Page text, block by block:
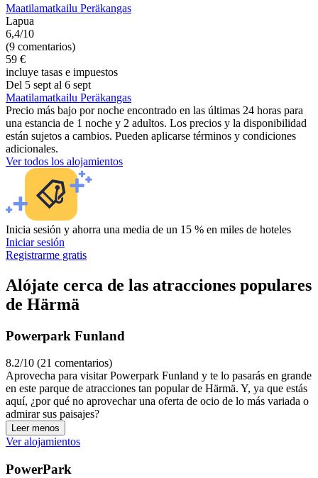
Maatilamatkailu Peräkangas
Lapua
6,4/10
(9 comentarios)
59 €
incluye tasas e impuestos
Del 5 sept al 6 sept
Maatilamatkailu Peräkangas
Precio más bajo por noche encontrado en las últimas 24 horas para
una estancia de 1 noche y 2 adultos. Los precios y la disponibilidad
están sujetos a cambios. Pueden aplicarse términos y condiciones
adicionales.
Ver todos los alojamientos
Inicia sesión y ahorra una media de un 15 % en miles de hoteles
Iniciar sesión
Registrarme gratis
Alójate cerca de las atracciones populares
de Härmä
Powerpark Funland
8.2/10 (21 comentarios)
Aprovecha para visitar Powerpark Funland y te lo pasarás en grande
en este parque de atracciones tan popular de Härmä. Y, ya que estás
aquí, ¿por qué no aprovechar una oferta de ocio de lo más variada o
admirar sus paisajes?
Leer menos
Ver alojamientos
PowerPark